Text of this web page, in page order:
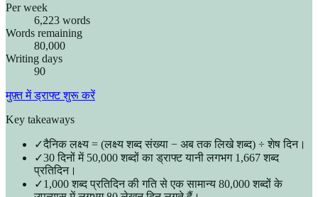
Per week
6,223 words
Words remaining
80,000
Writing days
90
मुफ़्त में ड्राफ्ट शुरू करें
Key takeaways
✓दैनिक लक्ष्य = (लक्ष्य शब्द संख्या − अब तक लिखे शब्द) ÷ शेष दिन।
✓30 दिनों में 50,000 शब्दों का ड्राफ्ट यानी लगभग 1,667 शब्द
प्रतिदिन।
✓1,000 शब्द प्रतिदिन की गति से एक सामान्य 80,000 शब्दों के